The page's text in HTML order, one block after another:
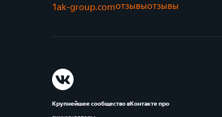
1ak-group.comотзывыотзывы
Крупнейшее сообщество вКонтакте про